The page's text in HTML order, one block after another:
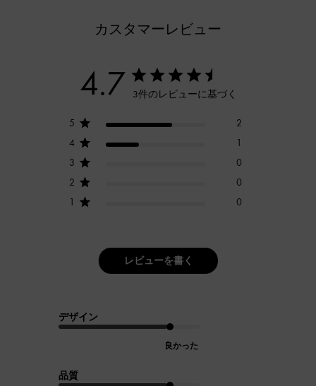
カスタマーレビュー
4.7 3件のレビューに基づく
5
2
4
1
3
0
2
0
1
0
レビューを書く
デザイン
良かった
品質